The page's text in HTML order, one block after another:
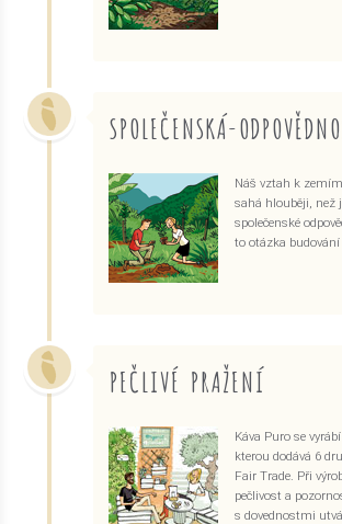
SPOLEČENSKÁ-
Náš vztah k
sahá hlouběji, než
společenské
to otázka budování
PEČLIVÉ PRAŽENÍ
Káva Puro se
kterou dodává 6
Fair Trade. Při
pečlivost a
s dovednostmi